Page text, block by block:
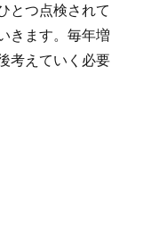
とつ点検されて
きます。毎年増
考えていく必要